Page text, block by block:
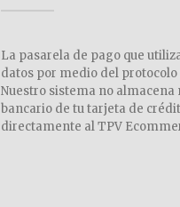
La pasarela de pago que
datos por medio del protocolo
Nuestro sistema no
bancario de tu tarjeta de
directamente al TPV